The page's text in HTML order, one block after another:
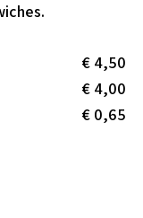
€ 4,50
€ 4,00
€ 0,65